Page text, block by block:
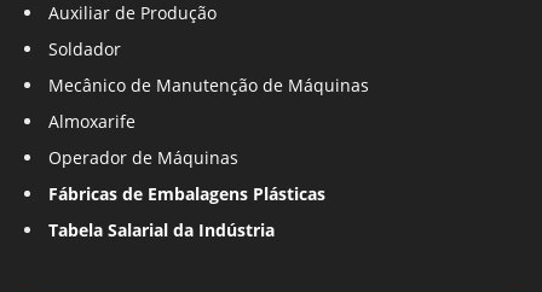
Auxiliar de Produção
Soldador
Mecânico de Manutenção de Máquinas
Almoxarife
Operador de Máquinas
Fábricas de Embalagens Plásticas
Tabela Salarial da Indústria